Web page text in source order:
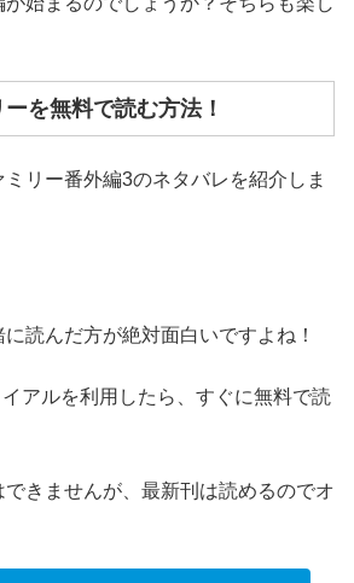
を無料で読む方法！
リー番外編3のネタバレを紹介しま
読んだ方が絶対面白いですよね！
アルを利用したら、すぐに無料で読
きませんが、最新刊は読めるのでオ